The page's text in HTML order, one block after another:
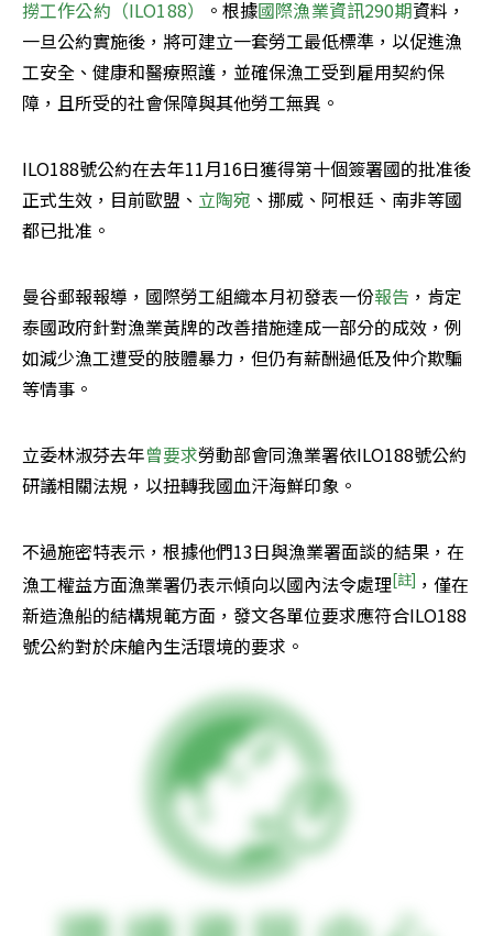
撈工作公約（ILO188） 。根據國際漁業資訊290期資料，
一旦公約實施後，將可建立一套勞工最低標準，以促進漁
工安全、健康和醫療照護，並確保漁工受到雇用契約保
障，且所受的社會保障與其他勞工無異。
ILO188號公約在去年11月16日獲得第十個簽署國的批准後
正式生效，目前歐盟、 立陶宛 、挪威、阿根廷、南非等國
都已批准。
曼谷郵報報導，國際勞工組織本月初發表一份報告 ，肯定
泰國政府針對漁業黃牌的改善措施達成一部分的成效，例
如減少漁工遭受的肢體暴力，但仍有薪酬過低及仲介欺騙
等情事。
立委林淑芬去年曾要求勞動部會同漁業署依ILO188號公約
研議相關法規，以扭轉我國血汗海鮮印象。
不過施密特表示，根據他們13日與漁業署面談的結果，在
漁工權益方面漁業署仍表示傾向以國內法令處理[註] ，僅在
新造漁船的結構規範方面，發文各單位要求應符合ILO188
號公約對於床艙內生活環境的要求。